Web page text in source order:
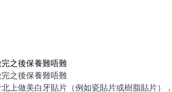
之後保養難唔難
之後保養難唔難
做美白牙貼片（例如瓷貼片或樹脂貼片）